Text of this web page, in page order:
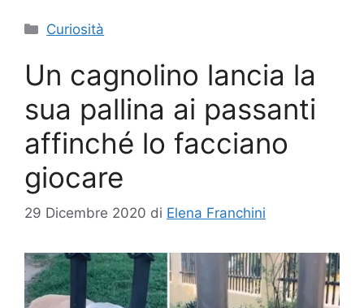
Categorie
Curiosità
Un cagnolino lancia la
sua pallina ai passanti
affinché lo facciano
giocare
29 Dicembre 2020 di Elena Franchini